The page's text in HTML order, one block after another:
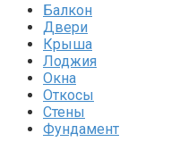
Балкон
Двери
Крыша
Лоджия
Окна
Откосы
Стены
Фундамент